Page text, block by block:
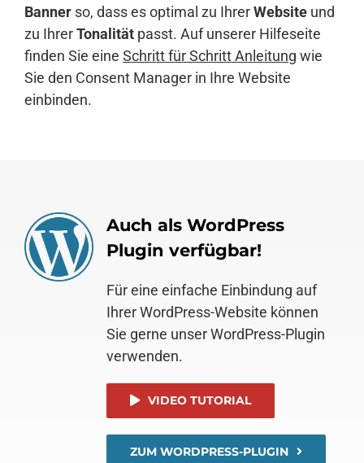
Banner so, dass es optimal zu IhrerWebsite und
zu IhrerTonalität passt. Auf unserer Hilfeseite
finden Sie eine Schritt für Schritt Anleitung wie
Sie den Consent Manager in Ihre Website
einbinden.
Auch als WordPress
Plugin verfügbar!
Für eine einfache Einbindung auf
Ihrer WordPress-Website können
Sie gerne unser WordPress-Plugin
verwenden.
VIDEO TUTORIAL
ZUM WORDPRESS-PLUGIN